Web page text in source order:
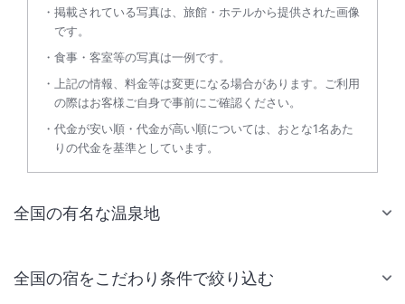
掲載されている写真は、旅館・ホテルから提供された画像
です。
食事・客室等の写真は一例です。
上記の情報、料金等は変更になる場合があります。ご利用
の際はお客様ご自身で事前にご確認ください。
代金が安い順・代金が高い順については、おとな1名あた
りの代金を基準としています。
全国の有名な温泉地
全国の宿をこだわり条件で絞り込む